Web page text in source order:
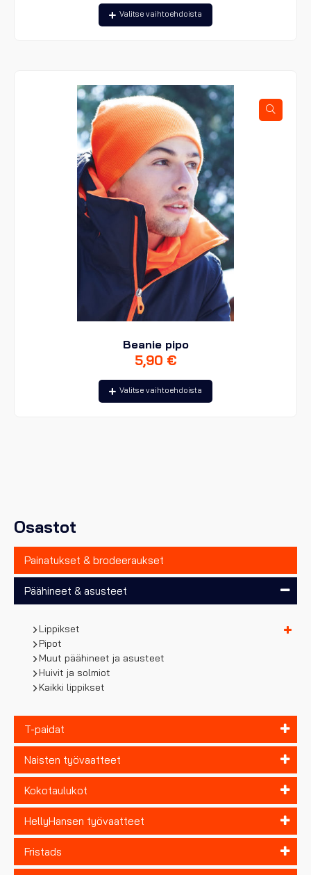
Osastot
Painatukset & brodeeraukset
Päähineet & asusteet
Lippikset
Pipot
Muut päähineet ja asusteet
Huivit ja solmiot
Kaikki lippikset
T-paidat
Naisten työvaatteet
Kokotaulukot
HellyHansen työvaatteet
Fristads
Valitse vaihtoehdoista
Tällä
tuotteella
Voit
tehdä
valinnat
tuotteen
sivulla.
Beanie pipo
5,90 €
Valitse vaihtoehdoista
Tällä
tuotteella